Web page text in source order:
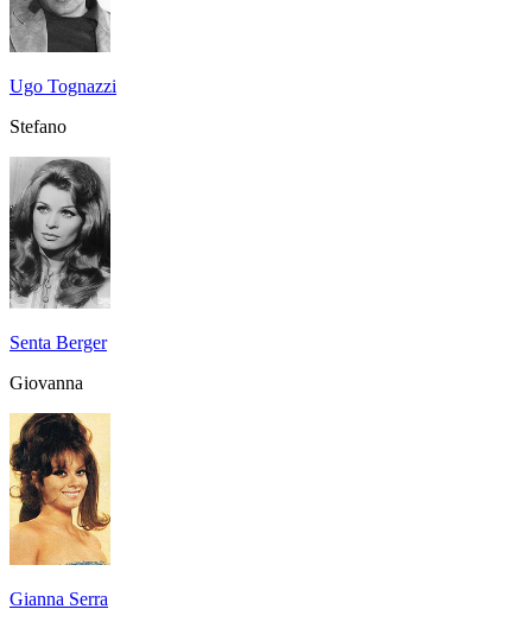
Ugo Tognazzi
Stefano
Senta Berger
Giovanna
Gianna Serra